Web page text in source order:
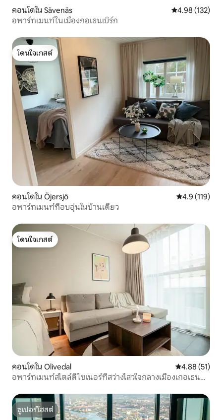
คอนโดใน Sävenäs คะแนนเฉลี่ย
4.98 (132)
อพาร์ทเมนท์ในเมืองกอเธนเบิร์ก
โดนใจเกสต์
โดนใจเกสต์
คอนโดใน Öjersjö คะแนนเฉลี่ย
4.9 (119)
อพาร์ทเมนท์ที่อบอุ่นในบ้านเดี่ยว
โดนใจเกสต์
โดนใจเกสต์
คอนโดใน Olivedal คะแนนเฉลี่ย
4.88 (51)
อพาร์ทเมนท์สไตล์ดีไซเนอร์ที่สว่างไสวใจกลางเมืองเกอเธน
ซูเปอร์โฮสต์
ซูเปอร์โฮสต์